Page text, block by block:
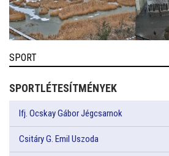
SPORT
SPORTLÉTESÍTMÉNYEK
Ifj. Ocskay Gábor Jégcsarnok
Csitáry G. Emil Uszoda